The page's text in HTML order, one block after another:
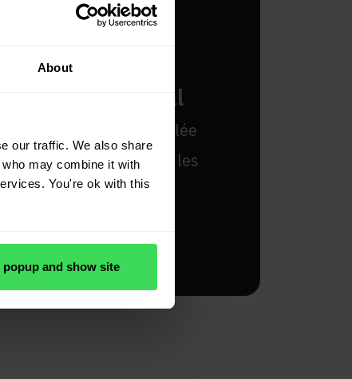
About
our traffic. We also share
may combine it with
You're ok with this
popup and show site
intelligents,
à l’international
acheter de manière ciblée
de marché à jour sur les